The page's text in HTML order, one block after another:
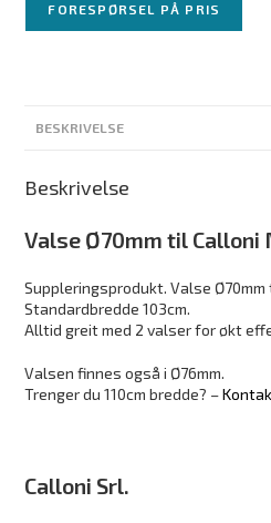
FORESPØRSEL PÅ PRIS
BESKRIVELSE
Beskrivelse
Valse Ø70mm til
Suppleringsprodukt. Valse
Standardbredde 103cm.
Alltid greit med 2 valser for økt
Valsen finnes også i Ø76mm.
Trenger du 110cm bredde? –
Calloni Srl.